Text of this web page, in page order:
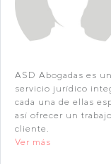
ASD Abogadas es
servicio jurídico
cada una de ellas
así ofrecer un
cliente.
Ver más